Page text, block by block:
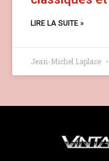
LIRE LA SUITE »
Jean-Michel Laplace